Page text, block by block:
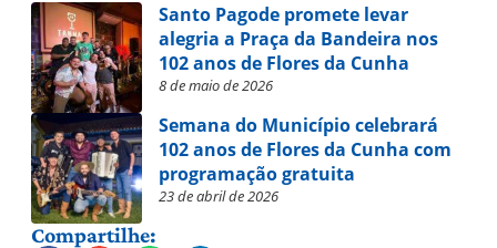
Santo Pagode promete levar
alegria a Praça da Bandeira nos
102 anos de Flores da Cunha
8 de maio de 2026
Semana do Município celebrará
102 anos de Flores da Cunha com
programação gratuita
23 de abril de 2026
Compartilhe: